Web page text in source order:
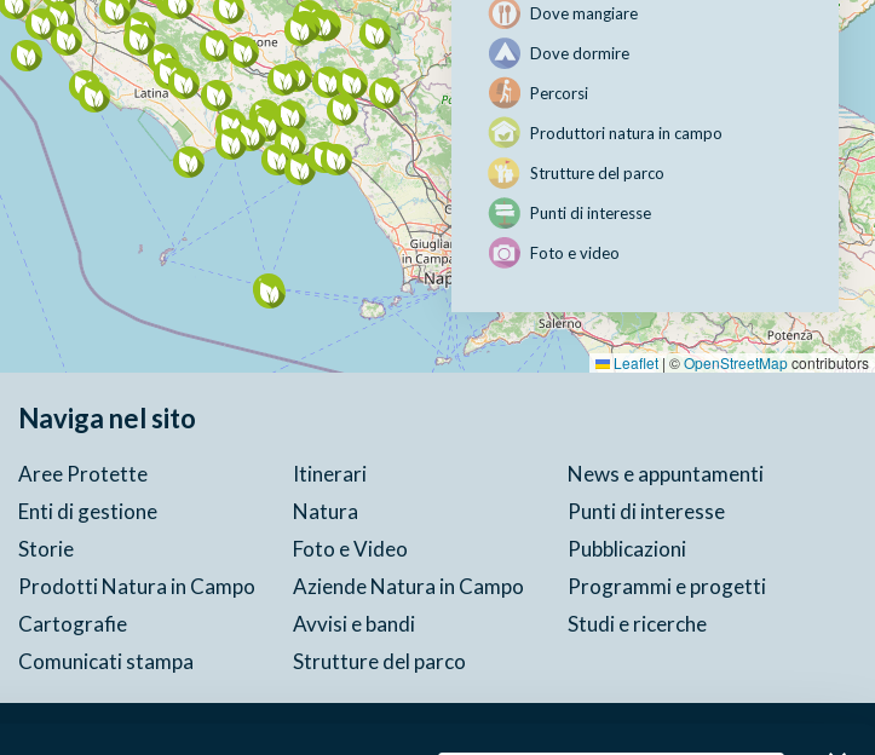
Leaflet| ©OpenStreetMapcontributors
Dove mangiare
Dove dormire
Percorsi
Produttori natura in campo
Strutture del parco
Punti di interesse
Foto e video
Naviga nel sito
Aree Protette Itinerari
News e appuntamenti
Enti di gestione
Natura
Punti di interesse
Storie
Foto e Video
Pubblicazioni
Prodotti Natura in Campo
Aziende Natura in Campo
Programmi e progetti
Cartografie
Avvisi e bandi
Studi e ricerche
Comunicati stampa
Strutture del parco